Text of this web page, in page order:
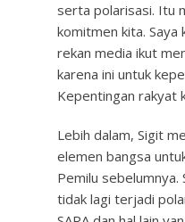
serta polarisasi. Itu
komitmen kita.
rekan media ikut
karena ini untuk
Kepentingan rakyat
Lebih dalam, Sigit
elemen bangsa
Pemilu sebelumnya.
tidak lagi terjadi